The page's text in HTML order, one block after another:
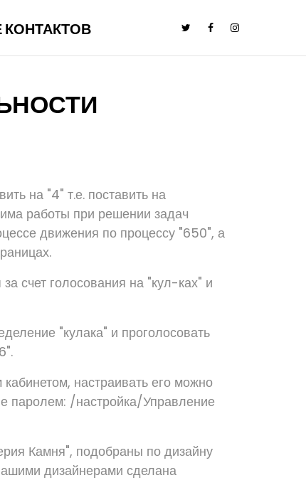
КОНТАКТОВ
на "4" т.е. поставить на
работы при решении задач
движения по процессу "650", а
счет голосования на "кул-ках" и
"кулака" и проголосовать
настраивать его можно
паролем: /настройка/Управление
Камня", подобраны по дизайну
дизайнерами сделана